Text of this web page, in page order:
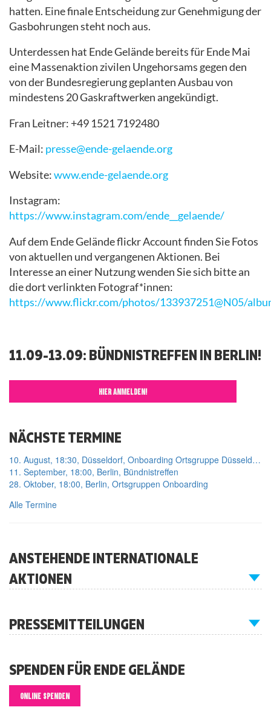
hatten. Eine finale Entscheidung zur Genehmigung der
Gasbohrungen steht noch aus.
Unterdessen hat Ende Gelände bereits für Ende Mai
eine Massenaktion zivilen Ungehorsams gegen den
von der Bundesregierung geplanten Ausbau von
mindestens 20 Gaskraftwerken angekündigt.
Fran Leitner: +49 1521 7192480
E-Mail: presse@ende-gelaende.org
Website:www.ende-gelaende.org
Instagram:
https://www.instagram.com/ende__gelaende/
Auf dem Ende Gelände flickr Account finden Sie Fotos
von aktuellen und vergangenen Aktionen. Bei
Interesse an einer Nutzung wenden Sie sich bitte an
die dort verlinkten Fotograf*innen:
https://www.flickr.com/photos/133937251@N05/
11.09-13.09: BÜNDNISTREFFEN IN BERLIN!
HIER ANMELDEN!
NÄCHSTE TERMINE
10. August, 18:30, Düsseldorf, Onboarding Ortsgruppe Düsseldorf
11. September, 18:00, Berlin, Bündnistreffen
28. Oktober, 18:00, Berlin, Ortsgruppen Onboarding
Alle Termine
ANSTEHENDE INTERNATIONALE
AKTIONEN
PRESSEMITTEILUNGEN
SPENDEN FÜR ENDE GELÄNDE
ONLINE SPENDEN